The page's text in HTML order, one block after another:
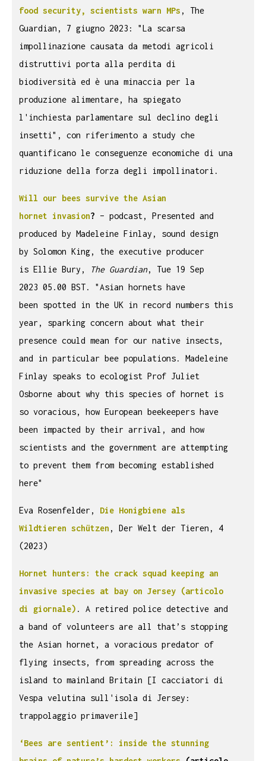
food security, scientists warn MPs , The
Guardian, 7 giugno 2023: "La scarsa
impollinazione causata da metodi agricoli
distruttivi porta alla perdita di
biodiversità ed è una minaccia per la
produzione alimentare, ha spiegato
l'inchiesta parlamentare sul declino degli
insetti", con riferimento a study che
quantificano le conseguenze economiche di una
riduzione della forza degli impollinatori.
Will our bees survive the Asian
hornet invasion? – podcast, Presented and
produced by Madeleine Finlay, sound design
by Solomon King, the executive producer
is Ellie Bury,
The Guardian, Tue 19 Sep
2023 05.00 BST. "Asian hornets have
been spotted in the UK in record numbers this
year, sparking concern about what their
presence could mean for our native insects,
and in particular bee populations. Madeleine
Finlay speaks to ecologist Prof Juliet
Osborne about why this species of hornet is
so voracious, how European beekeepers have
been impacted by their arrival, and how
scientists and the government are attempting
to prevent them from becoming established
here"
Eva Rosenfelder, Die Honigbiene als
Wildtieren schützen , Der Welt der Tieren, 4
(2023)
Hornet hunters: the crack squad keeping an
invasive species at bay on Jersey (articolo
di giornale) . A retired police detective and
a band of volunteers are all that’s stopping
the Asian hornet, a voracious predator of
flying insects, from spreading across the
island to mainland Britain [I cacciatori di
Vespa velutina sull'isola di Jersey:
trappolaggio primaverile]
‘Bees are sentient’: inside the stunning